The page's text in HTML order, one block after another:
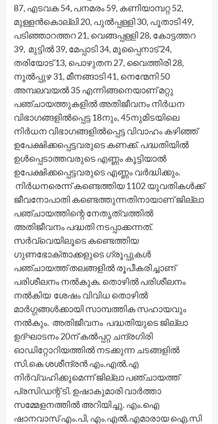
87, എടവക 54, പനമരം 59, കണിയാമ്പറ്റ 52,
മുള്ളന്‍കൊല്ലി 20, പുല്‍പ്പള്ളി 30, പൂതാടി 49,
പടിഞ്ഞാറത്തറ 21, വെങ്ങപ്പള്ളി 28, കോട്ടത്തറ
39, മുട്ടില്‍ 39, മേപ്പാടി 34, മൂപ്പൈനാട് 24,
തരിയോട് 13, പൊഴുതന 27, വൈത്തിരി 28,
നൂല്‍പ്പുഴ 31, മീനങ്ങാടി 41, നെന്മേനി 50
അമ്പലവയല്‍ 35 എന്നിങ്ങനെയാണ് മറ്റു
പഞ്ചായത്തുകളില്‍ അതിജീവനം നിര്‍ധന
വിഭാഗങ്ങളില്‍പ്പെട്ട 18നും, 45നുമിടയിലെ
നിര്‍ധന വിഭാഗങ്ങളില്‍പ്പെട്ട വിവാഹം കഴിഞ്ഞ്
ഉപേക്ഷിക്കപ്പെട്ടവരുടെ കണക്ക്. പദ്ധതിയില്‍
ഉള്‍പ്പെടാത്തവരുടെ എണ്ണം കൂട്ടിയാല്‍
ഉപേക്ഷിക്കപ്പെട്ടവരുടെ എണ്ണം വര്‍ദ്ധിക്കും.
നിര്‍ധനരെന്ന് കണ്ടെത്തിയ 1102 യുവതികള്‍ക്ക്
ജീവനോപാതി കണ്ടെത്തുന്നതിനായാണ് ജില്ലാ
പഞ്ചായത്തിന്റെ നേതൃത്വത്തില്‍
അതിജീവനം പദ്ധതി നടപ്പാക്കന്നത്.
സര്‍വ്വെയിലൂടെ കണ്ടെത്തിയ
ഗുണഭോക്താക്കളുടെ ഗ്രൂപ്പുകള്‍
പഞ്ചായത്ത് തലങ്ങളില്‍ രൂപീകരിച്ചാണ്
പരിശീലനം നല്‍കുക. തൊഴില്‍ പരിശീലനം
നല്‍കിയ ശേഷം വിവിധ തൊഴില്‍
മാര്‍ഗ്ഗങ്ങള്‍ക്കായി സാമ്പത്തിക സഹായവും
നല്‍കും. അതിജീവനം പദ്ധതിയുടെ ജില്ലാ
ഉദ്ഘാടനം 20ന് കല്‍പ്പറ്റ ചന്ദ്രഗിരി
ഓഡിറ്റോറിയത്തില്‍ നടക്കുന്ന ചടങ്ങളില്‍
സി.കെ ശശീന്ദ്രന്‍ എം.എല്‍.എ
നിര്‍വ്വഹിക്കുമെന്ന് ജില്ലാ പഞ്ചായത്ത്
പ്രസിഡന്റ് ടി. ഉഷാകുമാരി വാര്‍ത്താ
സമ്മേളനത്തില്‍ അറിയിച്ചു. എം.ഐ
ഷാനവാസ് എം.പി, എം.എല്‍.എമാരായ ഐ.സി